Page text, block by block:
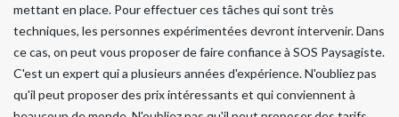
mettant en place. Pour effectuer ces tâches qui sont très
techniques, les personnes expérimentées devront intervenir. Dans
ce cas, on peut vous proposer de faire confiance à SOS Paysagiste.
C'est un expert qui a plusieurs années d'expérience. N'oubliez pas
qu'il peut proposer des prix intéressants et qui conviennent à